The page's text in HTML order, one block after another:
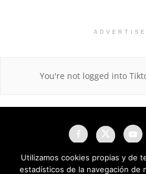
You're not logged into
Utilizamos cookies propias y de
estadísticos de la navegación de